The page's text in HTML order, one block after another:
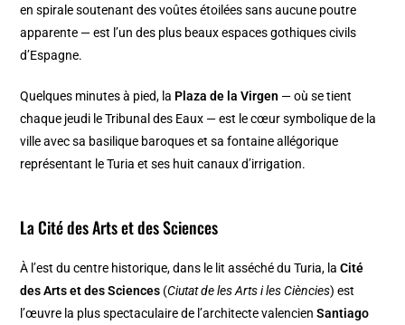
en spirale soutenant des voûtes étoilées sans aucune poutre
apparente — est l’un des plus beaux espaces gothiques civils
d’Espagne.
Quelques minutes à pied, la Plaza de la Virgen — où se tient
chaque jeudi le Tribunal des Eaux — est le cœur symbolique de la
ville avec sa basilique baroques et sa fontaine allégorique
représentant le Turia et ses huit canaux d’irrigation.
La Cité des Arts et des Sciences
À l’est du centre historique, dans le lit asséché du Turia, laCité
des Arts et des Sciences (Ciutat de les Arts i les Ciències) est
l’œuvre la plus spectaculaire de l’architecte valencienSantiago